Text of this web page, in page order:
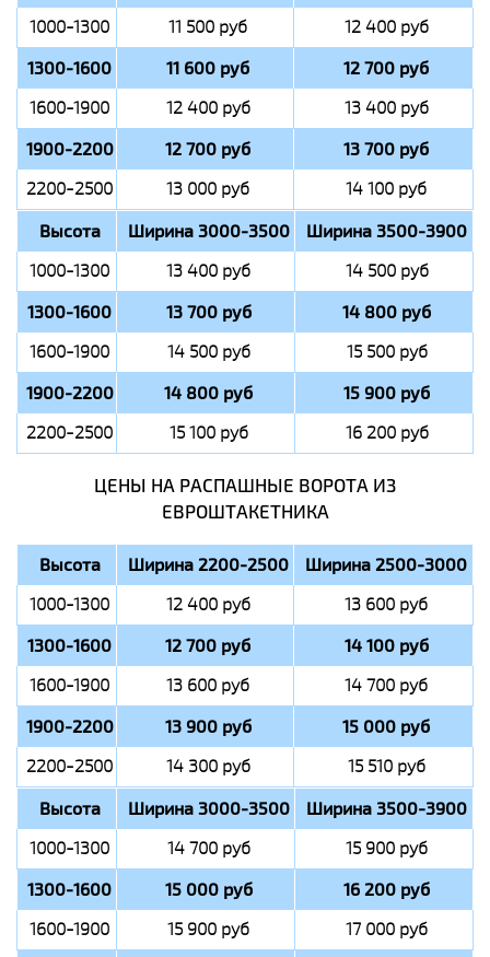
1000-1300 11 500 руб 12 400 руб
1300-1600 11 600 руб 12 700 руб
1600-1900 12 400 руб 13 400 руб
1900-2200 12 700 руб 13 700 руб
2200-2500 13 000 руб 14 100 руб
Высота Ширина 3000-3500 Ширина 3500-3900
1000-1300 13 400 руб 14 500 руб
1300-1600 13 700 руб 14 800 руб
1600-1900 14 500 руб 15 500 руб
1900-2200 14 800 руб 15 900 руб
2200-2500 15 100 руб 16 200 руб
ЦЕНЫ НА РАСПАШНЫЕ ВОРОТА ИЗ
ЕВРОШТАКЕТНИКА
Высота Ширина 2200-2500 Ширина 2500-3000
1000-1300 12 400 руб 13 600 руб
1300-1600 12 700 руб 14 100 руб
1600-1900 13 600 руб 14 700 руб
1900-2200 13 900 руб 15 000 руб
2200-2500 14 300 руб 15 510 руб
Высота Ширина 3000-3500 Ширина 3500-3900
1000-1300 14 700 руб 15 900 руб
1300-1600 15 000 руб 16 200 руб
1600-1900 15 900 руб 17 000 руб